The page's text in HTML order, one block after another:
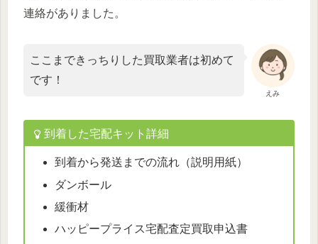
連絡がありました。
えみ
ここまできっちりした買取業者は初めて
です！
到着した宅配キット詳細
到着から発送までの流れ（説明用紙）
ダンボール
緩衝材
ハッピープライス宅配査定買取申込書